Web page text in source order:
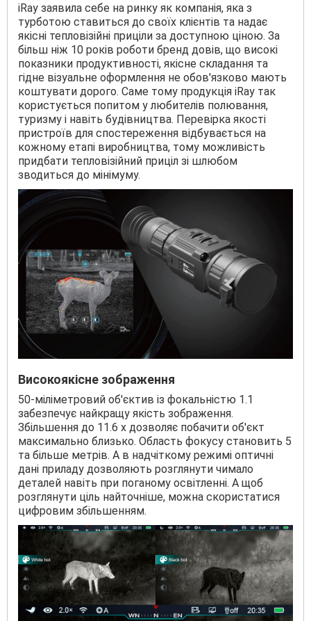
iRay заявила себе на ринку як компанія, яка з
турботою ставиться до своїх клієнтів та надає
якісні тепловізійні приціли за доступною ціною. За
більш ніж 10 років роботи бренд довів, що високі
показники продуктивності, якісне складання та
гідне візуальне оформлення не обов'язково мають
коштувати дорого. Саме тому продукція iRay так
користується попитом у любителів полювання,
туризму і навіть будівництва. Перевірка якості
пристроїв для спостереження відбувається на
кожному етапі виробництва, тому можливість
придбати тепловізійний приціл зі шлюбом
зводиться до мінімуму.
Високоякісне зображення
50-міліметровий об'єктив із фокальністю 1.1
забезпечує найкращу якість зображення.
Збільшення до 11.6 х дозволяє побачити об'єкт
максимально близько. Область фокусу становить 5
та більше метрів. А в надчіткому режимі оптичні
дані приладу дозволяють розглянути чимало
деталей навіть при поганому освітленні. А щоб
розглянути ціль найточніше, можна скористатися
цифровим збільшенням.